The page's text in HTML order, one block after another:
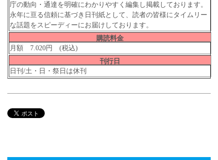
庁の動向・通達を明確にわかりやすく編集し掲載しております。
永年に亘る信頼に基づき日刊紙として、読者の皆様にタイムリー
な話題をスピーディーにお届けしております。
購読料金
月額 7.020円 (税込)
刊行日
日刊/土・日・祭日は休刊